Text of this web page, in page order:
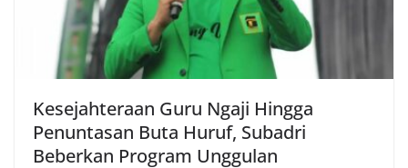
Kesejahteraan Guru Ngaji Hingga
Penuntasan Buta Huruf, Subadri
Beberkan Program Unggulan